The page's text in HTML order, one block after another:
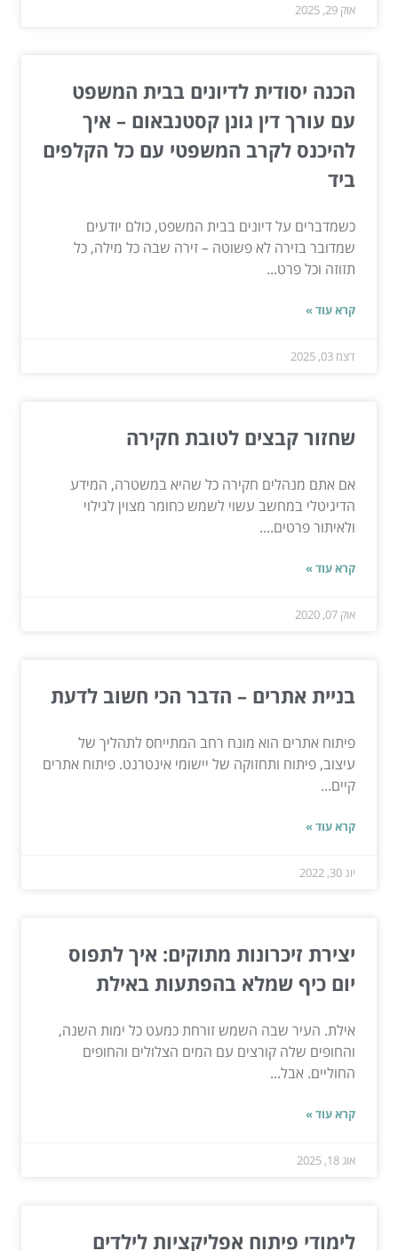
אוק 29, 2025
הכנה יסודית לדיונים בבית המשפט
עם עורך דין גונן קסטנבאום – איך
להיכנס לקרב המשפטי עם כל הקלפים
ביד
כשמדברים על דיונים בבית המשפט, כולם יודעים
שמדובר בזירה לא פשוטה – זירה שבה כל מילה, כל
תזוזה וכל פרט...
קרא עוד »
דצמ 03, 2025
שחזור קבצים לטובת חקירה
אם אתם מנהלים חקירה כל שהיא במשטרה, המידע
הדיגיטלי במחשב עשוי לשמש כחומר מצוין לגילוי
ולאיתור פרטים....
קרא עוד »
אוק 07, 2020
בניית אתרים – הדבר הכי חשוב לדעת
פיתוח אתרים הוא מונח רחב המתייחס לתהליך של
עיצוב, פיתוח ותחזוקה של יישומי אינטרנט. פיתוח אתרים
קיים...
קרא עוד »
יונ 30, 2022
יצירת זיכרונות מתוקים: איך לתפוס
יום כיף שמלא בהפתעות באילת
אילת. העיר שבה השמש זורחת כמעט כל ימות השנה,
והחופים שלה קורצים עם המים הצלולים והחופים
החוליים. אבל...
קרא עוד »
אוג 18, 2025
לימודי פיתוח אפליקציות לילדים